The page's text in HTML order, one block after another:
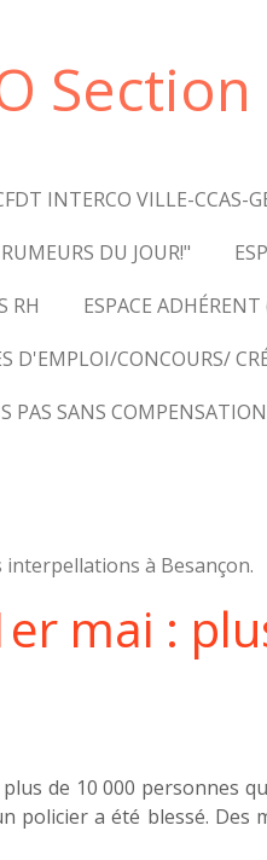
INTERCO VILLE-CCAS-
DU JOUR!"
RH
ESPACE
D'EMPLOI/CONCOURS/
PAS SANS
à Besançon.
mai :
de 10 000 personnes
policier a été blessé.